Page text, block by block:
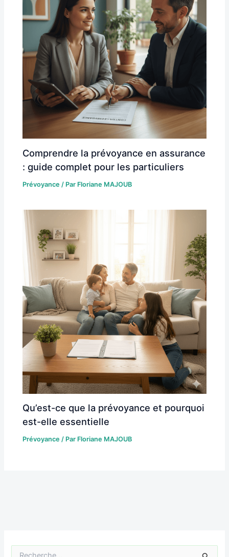
Comprendre la prévoyance en assurance
: guide complet pour les particuliers
Prévoyance / Par Floriane MAJOUB
Qu’est-ce que la prévoyance et pourquoi
est-elle essentielle
Prévoyance / Par Floriane MAJOUB